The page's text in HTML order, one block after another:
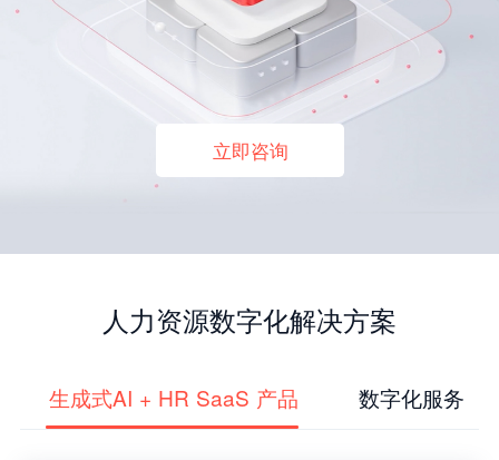
立即咨询
人力资源数字化解决方案
生成式AI + HR SaaS 产品 数字化服务